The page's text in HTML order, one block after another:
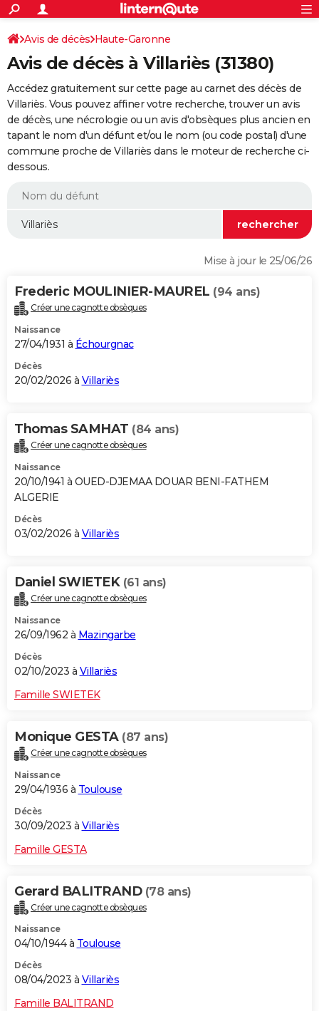
ACTUALITÉS
Politique
Société
Faits Divers
Education
Monde
Villes
+
SPORT
Coupe du monde 2026
Football
Tennis
Cyclisme
Rugby
Forum
Programme TV
TNT
Streaming
Cinéma
Sorties cinéma
Musique
+
FINANCE
Retraite
Epargne
Immobilier
Risques naturels par ville
Assurance
AUTO
Essais
Réserver un essai
Citadines
Berlines
SUV
Forum auto
+
HIGH-TECH
BRICOLAGE
WEEK-END
Alimentation
Guide de la santé
Maladies
Médicaments
Sommeil
VOYAGE
Destinations
City break
Voyage nature
Voyage de noces
Forum
Climat
+PHOTO
GUIDES D'ACHAT
CARTE DE VOEUX
Carte de Noël
Carte Bonne année
Carte Saint-Valentin
Carte Pâques
Carte d'anniversaire
DICTIONNAIRE
Dictionnaire
Biographies
Citations
Expressions
Proverbes
PROGRAMME TV
S'inscrire
Se connecter
Lycées
Collèges
Primaires
Universités
Entreprises
Service militaire
Avis de recherche
AVIS DE DÉCÈS
Bricolage
Lifestyle
Culture
Sport
Auto
Television
Voyage
Cinema
Connexion
Avis de décès Haute-Garonne
Avis de décès à Villariès (31380)
Accédez gratuitement sur cette page au carnet des décès de
Villariès. Vous pouvez affiner votre recherche, trouver un avis
de décès, une nécrologie ou un avis d'obsèques plus ancien en
tapant le nom d'un défunt et/ou le nom (ou code postal) d'une
commune proche de Villariès dans le moteur de recherche ci-
dessous.
Mise à jour le 25/06/26
Frederic MOULINIER-MAUREL (94 ans)
Créer une cagnotte obsèques
Naissance
27/04/1931 à Échourgnac
Décès
20/02/2026 à Villariès
Thomas SAMHAT (84 ans)
Créer une cagnotte obsèques
Naissance
20/10/1941 à OUED-DJEMAA DOUAR BENI-FATHEM
ALGERIE
Décès
03/02/2026 à Villariès
Daniel SWIETEK (61 ans)
Créer une cagnotte obsèques
Naissance
26/09/1962 à Mazingarbe
Décès
02/10/2023 à Villariès
Famille SWIETEK
Monique GESTA (87 ans)
Créer une cagnotte obsèques
Naissance
29/04/1936 à Toulouse
Décès
30/09/2023 à Villariès
Famille GESTA
Gerard BALITRAND (78 ans)
Créer une cagnotte obsèques
Naissance
04/10/1944 à Toulouse
Décès
08/04/2023 à Villariès
Famille BALITRAND